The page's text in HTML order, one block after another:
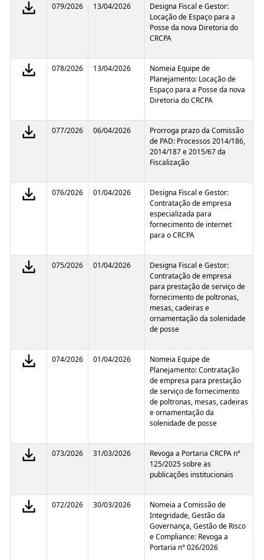
079/2026 13/04/2026
Designa Fiscal e Gestor:
Locação de Espaço para a
Posse da nova Diretoria do
CRCPA
078/2026 13/04/2026
Nomeia Equipe de
Planejamento: Locação de
Espaço para a Posse da nova
Diretoria do CRCPA
077/2026 06/04/2026
Prorroga prazo da Comissão
de PAD: Processos 2014/186,
2014/187 e 2015/67 da
Fiscalização
076/2026 01/04/2026
Designa Fiscal e Gestor:
Contratação de empresa
especializada para
fornecimento de internet
para o CRCPA
075/2026 01/04/2026
Designa Fiscal e Gestor:
Contratação de empresa
para prestação de serviço de
fornecimento de poltronas,
mesas, cadeiras e
ornamentação da solenidade
de posse
074/2026 01/04/2026
Nomeia Equipe de
Planejamento: Contratação
de empresa para prestação
de serviço de fornecimento
de poltronas, mesas, cadeiras
e ornamentação da
solenidade de posse
073/2026 31/03/2026
Revoga a Portaria CRCPA n°
125/2025 sobre as
publicações institucionais
072/2026 30/03/2026
Nomeia a Comissão de
Integridade, Gestão da
Governança, Gestão de Risco
e Compliance: Revoga a
Portaria n° 026/2026